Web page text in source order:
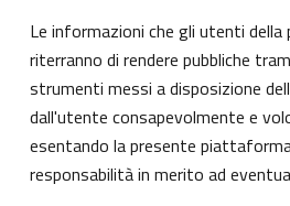
Le informazioni che gli utenti
riterranno di rendere pubbliche
strumenti messi a disposizione
dall'utente consapevolmente e
esentando la presente
responsabilità in merito ad